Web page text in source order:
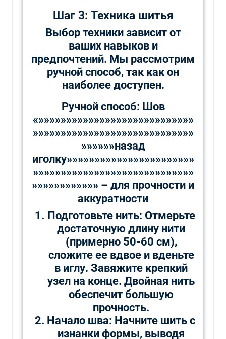
Шаг 3: Техника шитья
Выбор техники зависит от
ваших навыков и
предпочтений. Мы рассмотрим
ручной способ, так как он
наиболее доступен.
Ручной способ: Шов
«»»»»»»»»»»»»»»»»»»»»»»»»»»»»
»»»»»»»»»»»»»»»»»»»»»»»»»»»»»
»»»»»»назад
иголку»»»»»»»»»»»»»»»»»»»»»»»
»»»»»»»»»»»»»»»»»»»»»»»»»»»»»
»»»»»»»»»»»» – для прочности и
аккуратности
Подготовьте нить: Отмерьте
достаточную длину нити
(примерно 50-60 см),
сложите ее вдвое и вденьте
в иглу. Завяжите крепкий
узел на конце. Двойная нить
обеспечит большую
прочность.
Начало шва: Начните шить с
изнанки формы, выводя